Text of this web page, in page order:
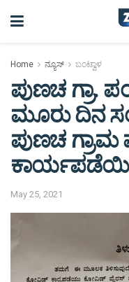
Home ನ್ಯೂಸ್ ಬಂಟ್ವಾಳ
ಪುಣಚ ಗ್ರಾ.
ಮೂರು ದಿನ
ಪುಣಚ
May 25, 2021